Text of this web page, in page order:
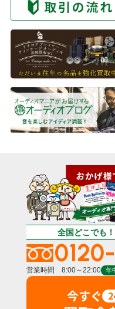
全国どこでも
営業時間 8:00～22:00 年
今すぐ